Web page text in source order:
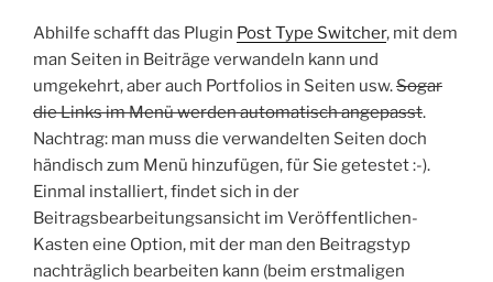
Abhilfe schafft das Plugin Post Type Switcher, mit dem
man Seiten in Beiträge verwandeln kann und
umgekehrt, aber auch Portfolios in Seiten usw.Sogar
die Links im Menü werden automatisch angepasst.
Nachtrag: man muss die verwandelten Seiten doch
händisch zum Menü hinzufügen, für Sie getestet :-).
Einmal installiert, findet sich in der
Beitragsbearbeitungsansicht im Veröffentlichen-
Kasten eine Option, mit der man den Beitragstyp
nachträglich bearbeiten kann (beim erstmaligen